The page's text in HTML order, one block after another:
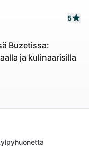
5
Buzetissa:
ja kulinaarisilla